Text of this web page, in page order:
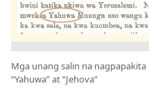
Mga unang salin na
“Yahuwa” at “Jehova”